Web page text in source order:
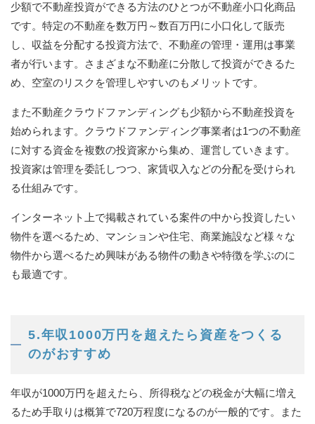
少額で不動産投資ができる方法のひとつが不動産小口化商品
です。特定の不動産を数万円～数百万円に小口化して販売
し、収益を分配する投資方法で、不動産の管理・運用は事業
者が行います。さまざまな不動産に分散して投資ができるた
め、空室のリスクを管理しやすいのもメリットです。
また不動産クラウドファンディングも少額から不動産投資を
始められます。クラウドファンディング事業者は1つの不動産
に対する資金を複数の投資家から集め、運営していきます。
投資家は管理を委託しつつ、家賃収入などの分配を受けられ
る仕組みです。
インターネット上で掲載されている案件の中から投資したい
物件を選べるため、マンションや住宅、商業施設など様々な
物件から選べるため興味がある物件の動きや特徴を学ぶのに
も最適です。
5.年収1000万円を超えたら資産をつくる
のがおすすめ
年収が1000万円を超えたら、所得税などの税金が大幅に増え
るため手取りは概算で720万程度になるのが一般的です。また